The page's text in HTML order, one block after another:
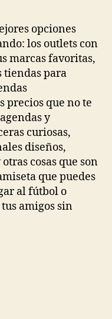
opciones
los outlets con
marcas favoritas,
tiendas para
precios que no te
y
curiosas,
diseños,
cosas que son
que puedes
al fútbol o
amigos sin